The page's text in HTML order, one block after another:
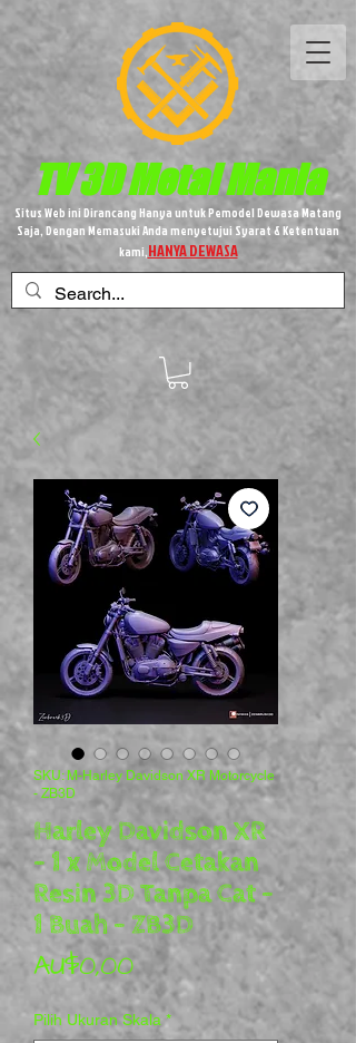
TV 3DMetalMania
Situs Web ini Dirancang Hanya untuk Pemodel Dewasa Matang
Saja, Dengan Memasuki Anda menyetujui Syarat & Ketentuan
kami,HANYA DEWASA
SKU: M-Harley Davidson XR Motorcycle
- ZB3D
Harley Davidson XR
- 1 x Model Cetakan
Resin 3D Tanpa Cat -
1 Buah - ZB3D
AU$0,00Harga
Pilih Ukuran Skala *